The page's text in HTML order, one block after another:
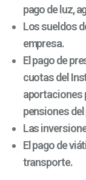
pago de luz,
Los sueldos
empresa.
El pago de
cuotas del
aportaciones
pensiones
Las
El pago de
transporte.